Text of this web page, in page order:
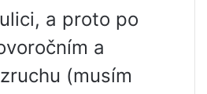
a proto po
a
(musím